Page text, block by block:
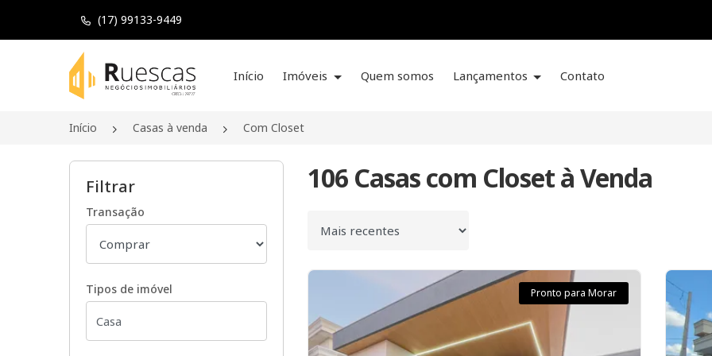
(17) 99133-9449
Página inicial
Início Imóveis Quem somos Lançamentos Contato
Início Casas à venda Com Closet
Filtrar
Transação
Tipos de imóvel
106 Casas com Closet à Venda
Ordenar por
Pronto para Morar